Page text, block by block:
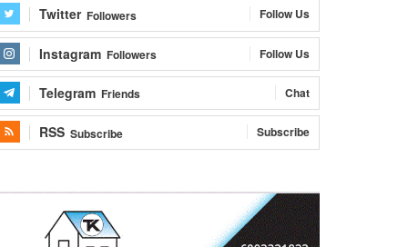
Twitter Followers Follow Us
Instagram Followers Follow Us
Telegram Friends Chat
RSS Subscribe Subscribe